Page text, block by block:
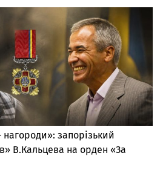
запорізький
В.Кальцева на орден «За